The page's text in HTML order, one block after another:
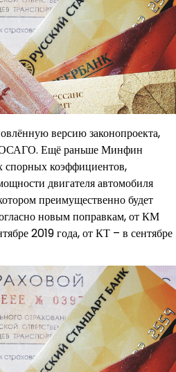
версию законопроекта,
ОСАГО. Ещё раньше Минфин
спорных коэффициентов,
двигателя автомобиля
преимущественно будет
новым поправкам, от КМ
2019 года, от КТ – в сентябре